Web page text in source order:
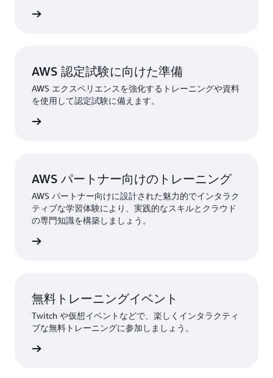
AWS 認定試験に向けた準備
AWS エクスペリエンスを強化するトレーニングや資料
を使用して認定試験に備えます。
AWS パートナー向けのトレーニング
AWS パートナー向けに設計された魅力的でインタラク
ティブな学習体験により、実践的なスキルとクラウド
の専門知識を構築しましょう。
無料トレーニングイベント
Twitch や仮想イベントなどで、楽しくインタラクティ
ブな無料トレーニングに参加しましょう。